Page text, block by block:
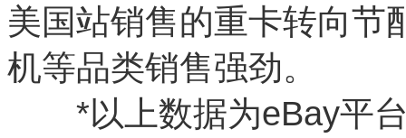
美国站销售的重卡转向节
机等品类销售强劲。
*以上数据为eBay平台